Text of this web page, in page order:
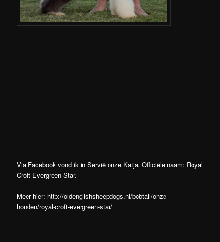
Via Facebook vond ik in Servië onze Katja. Officiële naam: Royal
Croft Evergreen Star.
Meer hier: http://oldenglishsheepdogs.nl/bobtail/onze-
honden/royal-croft-evergreen-star/